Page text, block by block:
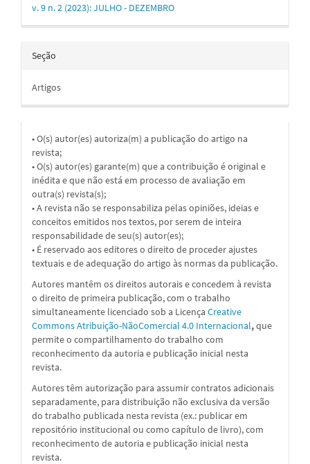
v. 9 n. 2 (2023): JULHO - DEZEMBRO
Seção
Artigos
• O(s) autor(es) autoriza(m) a publicação do artigo na
revista;
• O(s) autor(es) garante(m) que a contribuição é original e
inédita e que não está em processo de avaliação em
outra(s) revista(s);
• A revista não se responsabiliza pelas opiniões, ideias e
conceitos emitidos nos textos, por serem de inteira
responsabilidade de seu(s) autor(es);
• É reservado aos editores o direito de proceder ajustes
textuais e de adequação do artigo às normas da publicação.
Autores mantêm os direitos autorais e concedem à revista
o direito de primeira publicação, com o trabalho
simultaneamente licenciado sob a Licença Creative
Commons Atribuição-NãoComercial 4.0 Internacional,que
permite o compartilhamento do trabalho com
reconhecimento da autoria e publicação inicial nesta
revista.
Autores têm autorização para assumir contratos adicionais
separadamente, para distribuição não exclusiva da versão
do trabalho publicada nesta revista (ex.: publicar em
repositório institucional ou como capítulo de livro), com
reconhecimento de autoria e publicação inicial nesta
revista.